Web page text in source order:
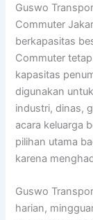
Guswo
Commuter
berkapasitas
Commuter
kapasitas
digunakan
industri, dinas,
acara keluarga
pilihan utama
karena
Guswo
harian,